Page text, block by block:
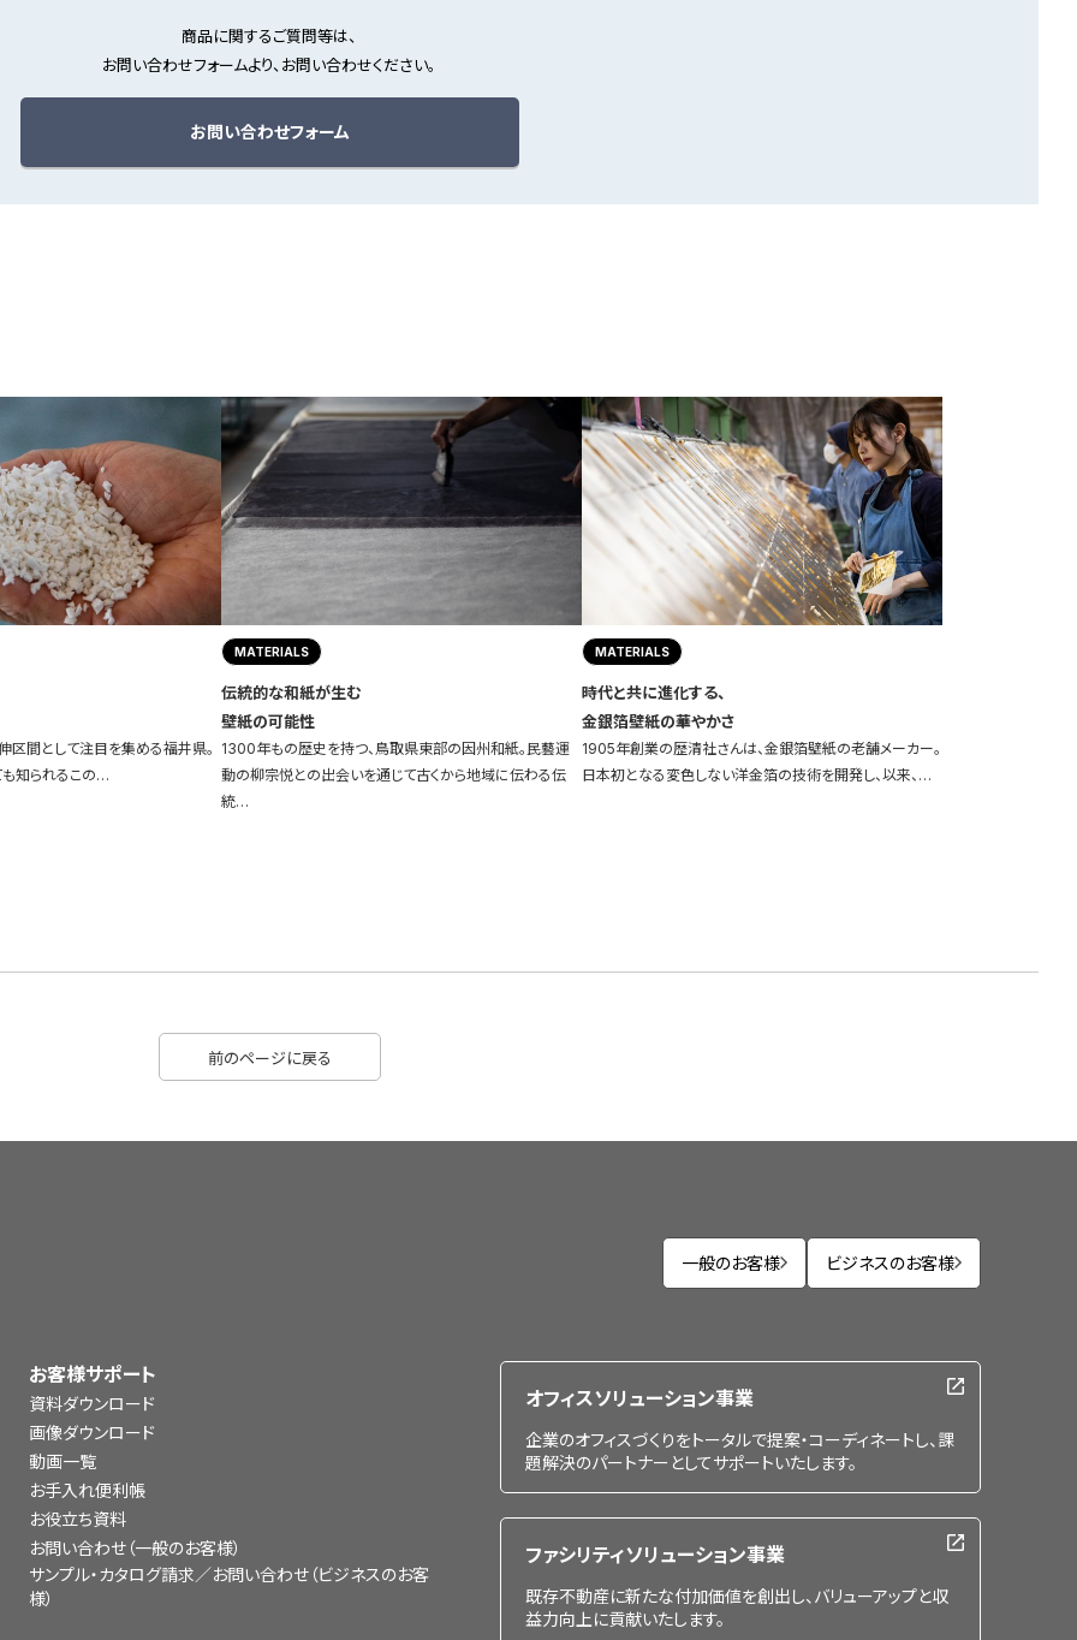
商品に関するご質問等は、
お問い合わせフォームより、お問い合わせください。
お問い合わせフォーム
区間として注目を集める福井県。
も知られるこの…
MATERIALS
伝統的な和紙が生む
壁紙の可能性
1300年もの歴史を持つ、鳥取県東部の因州和紙。民藝運
動の柳宗悦との出会いを通じて古くから地域に伝わる伝
統…
MATERIALS
時代と共に進化する、
金銀箔壁紙の華やかさ
1905年創業の歴清社さんは、金銀箔壁紙の老舗メーカー。
日本初となる変色しない洋金箔の技術を開発し、以来、…
前のページに戻る
一般のお客様 ビジネスのお客様
お客様サポート
資料ダウンロード
画像ダウンロード
動画一覧
お手入れ便利帳
お役立ち資料
お問い合わせ（一般のお客様）
サンプル・カタログ請求／お問い合わせ（ビジネスのお客
様）
オフィスソリューション事業
企業のオフィスづくりをトータルで提案・コーディネートし、課
題解決のパートナーとしてサポートいたします。
ファシリティソリューション事業
既存不動産に新たな付加価値を創出し、バリューアップと収
益力向上に貢献いたします。